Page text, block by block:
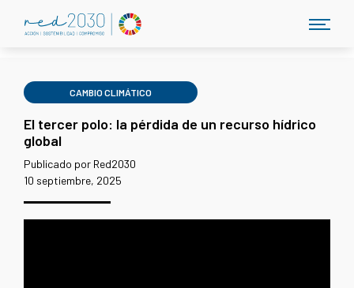
CAMBIO CLIMÁTICO
El tercer polo: la pérdida de un recurso hídrico
global
Publicado por Red2030
10 septiembre, 2025